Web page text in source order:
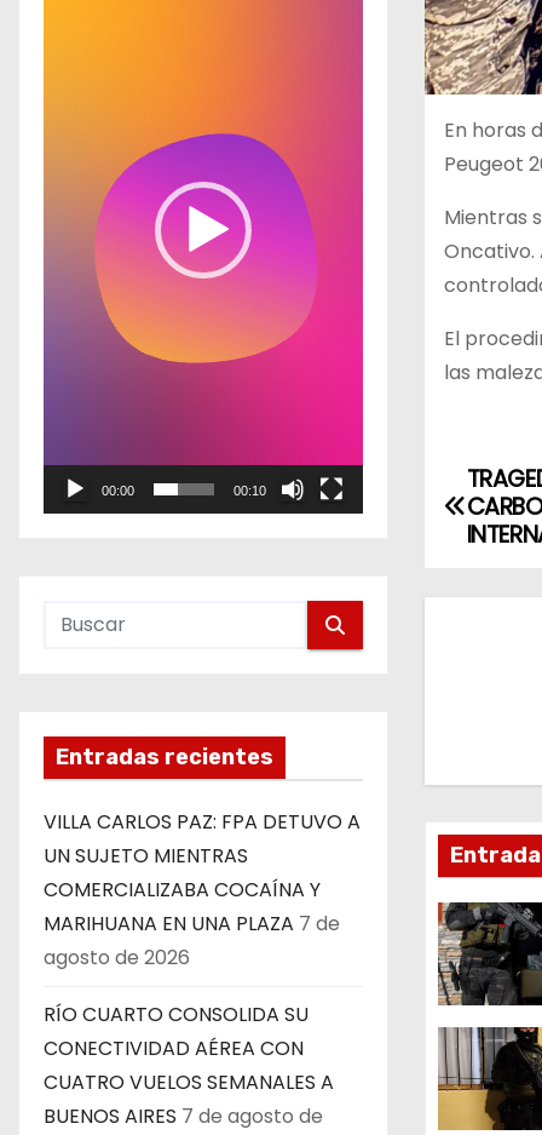
d
00:00 00:10
Entradas recientes
VILLA CARLOS PAZ: FPA DETUVO A
UN SUJETO MIENTRAS
COMERCIALIZABA COCAÍNA Y
MARIHUANA EN UNA PLAZA 7 de
agosto de 2026
RÍO CUARTO CONSOLIDA SU
CONECTIVIDAD AÉREA CON
CUATRO VUELOS SEMANALES A
BUENOS AIRES 7 de agosto de
En horas
Peugeot
Mientras
Oncativo.
El
las
N
v
c
i
ó
n
d
e
e